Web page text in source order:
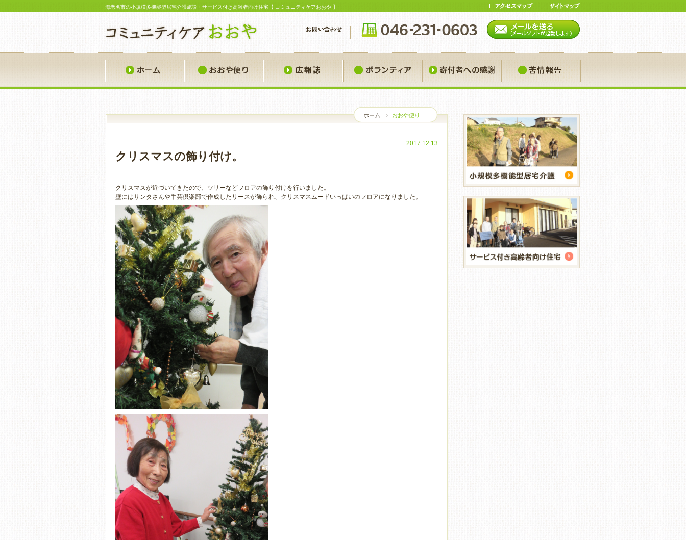
海老名市の小規模多機能型居宅介護施設・サービス付き高齢者向け住宅【 コミュニティケアおおや 】
ホーム おおや便り 広報誌 ボランティア 寄付者への感謝
おおや便り
ホーム おおや便り
2017.12.13
クリスマスの飾り付け。
クリスマスが近づいてきたので、ツリーなどフロアの飾り付けを行いました。
壁にはサンタさんや手芸倶楽部で作成したリースが飾られ、クリスマスムードいっぱいのフロアになりました。